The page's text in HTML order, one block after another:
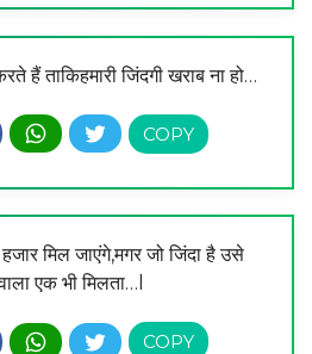
हैं ताकिहमारी जिंदगी खराब ना हो…
मिल जाएंगे,मगर जो जिंदा है उसे
एक भी मिलता…l